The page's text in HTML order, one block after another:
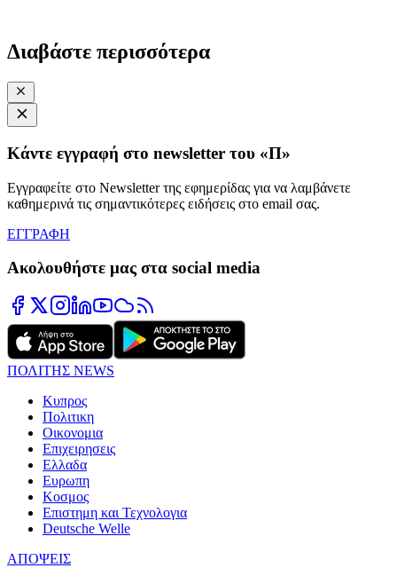
Διαβάστε περισσότερα
Κάντε εγγραφή στο newsletter του «Π»
Εγγραφείτε στο Newsletter της εφημερίδας για να λαμβάνετε
καθημερινά τις σημαντικότερες ειδήσεις στο email σας.
ΕΓΓΡΑΦΗ
Ακολουθήστε μας στα social media
ΠΟΛΙΤΗΣ NEWS
Κυπρος
Πολιτικη
Οικονομια
Επιχειρησεις
Ελλαδα
Ευρωπη
Κοσμος
Επιστημη και Τεχνολογια
Deutsche Welle
ΑΠΟΨΕΙΣ